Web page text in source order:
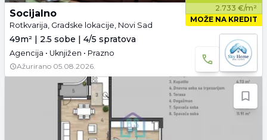
2.733 €/m²
MOŽE NA KREDIT
Socijalno
Rotkvarija, Gradske lokacije, Novi Sad
49m² | 2.5 sobe | 4/5 spratova
Agencija • Uknjižen • Prazno
Ažurirano 05.08.2026.